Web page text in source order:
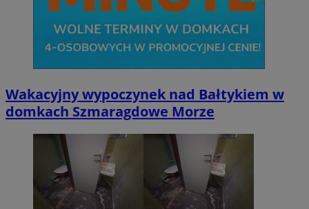
Wakacyjny wypoczynek nad Bałtykiem w
domkach Szmaragdowe Morze